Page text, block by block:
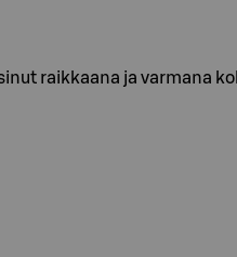
raikkaana ja varmana